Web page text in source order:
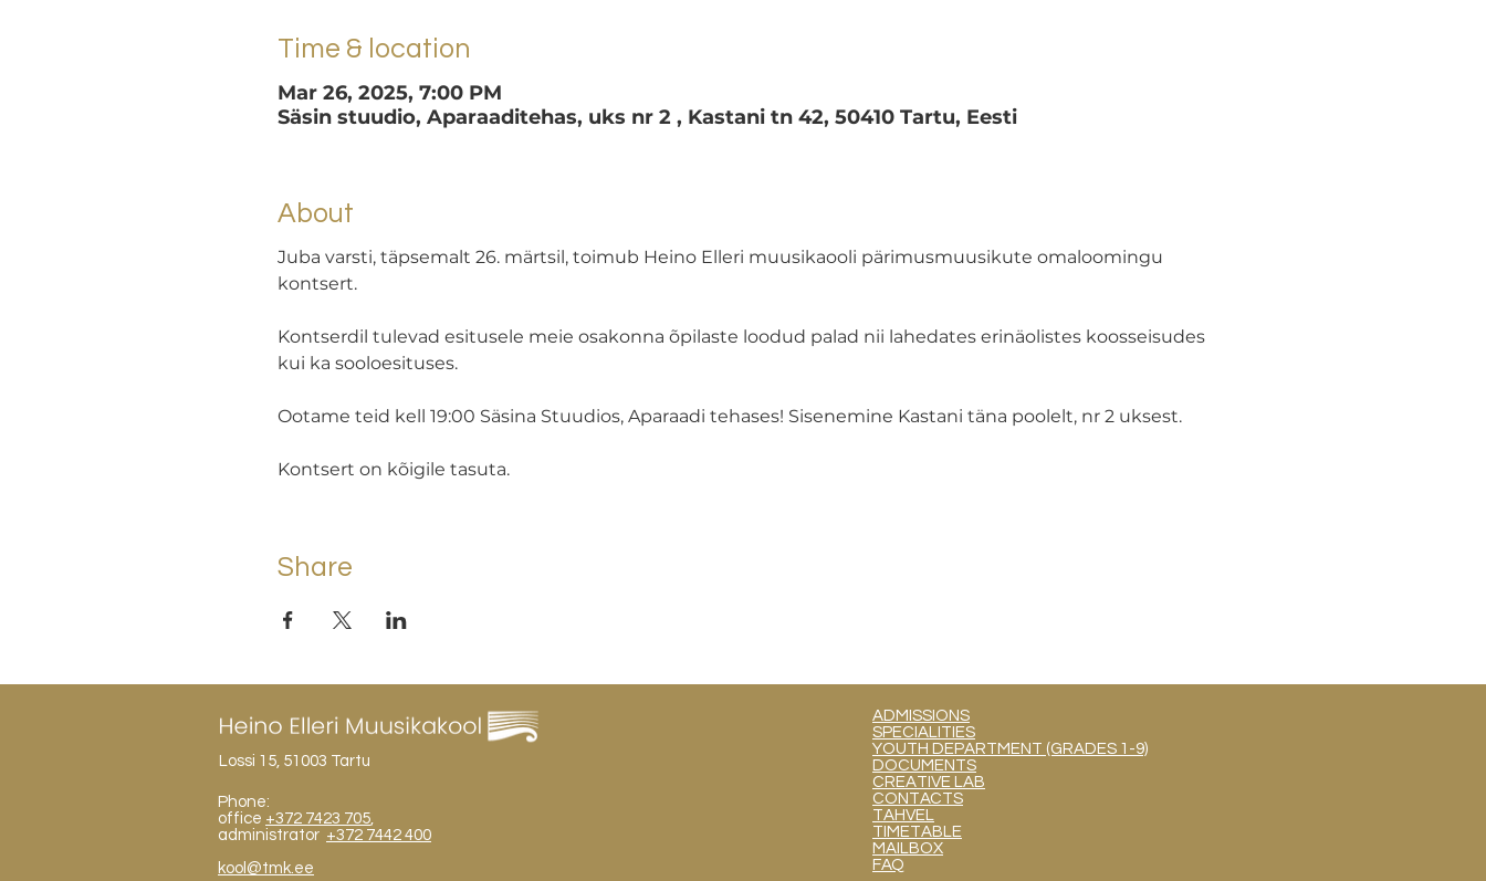
Time & location
Mar 26, 2025, 7:00 PM
Säsin stuudio, Aparaaditehas, uks nr 2 , Kastani tn 42, 50410 Tartu, Eesti
About
Juba varsti, täpsemalt 26. märtsil, toimub Heino Elleri muusikaooli pärimusmuusikute omaloomingu
kontsert.
Kontserdil tulevad esitusele meie osakonna õpilaste loodud palad nii lahedates erinäolistes koosseisudes
kui ka sooloesituses.
Ootame teid kell 19:00 Säsina Stuudios, Aparaadi tehases! Sisenemine Kastani täna poolelt, nr 2 uksest.
Kontsert on kõigile tasuta.
Share
Lossi 15, 51003 Tartu
Phone:
office +372 7423 705
administrator +372 7442 400
kool@tmk.ee
ADMISSIONS
SPECIALITIES
YOUTH DEPARTMENT (GRADES 1-9)
DOCUMENTS
CREATIVE LAB
CONTACTS
TAHVEL
TIMETABLE
MAILBOX
FAQ